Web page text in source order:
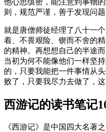
他心思缜密，能注意到事物
则，规范严谨，善于发现问
就是唐僧师徒经理了八十一
着、不畏艰险、锲而不舍的
的精神。再想想自己的半途
当初为何不能像他们一样坚
的，只要我能把一件事情从
败了，只要我尽力去做了，
西游记的读书笔记
《西游记》是中国四大名著